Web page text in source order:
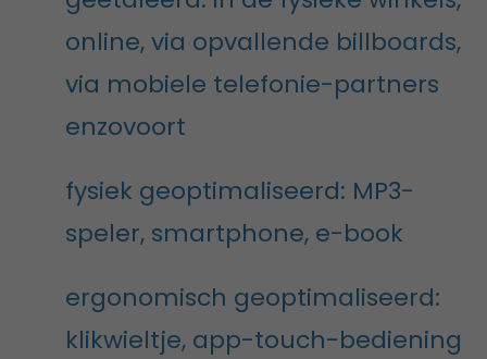
online, via opvallende billboards,
via mobiele telefonie-partners
enzovoort
fysiek geoptimaliseerd: MP3-
speler, smartphone, e-book
ergonomisch geoptimaliseerd:
klikwieltje, app-touch-bediening